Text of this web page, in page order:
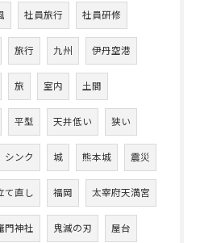
社員旅行 社員研修
旅行 九州 伊丹空港
旅 室内 土間
平型 天井低い 狭い
シンク 城 熊本城 震災
て直し 福岡 太宰府天満宮
門神社 鬼滅の刃 屋台